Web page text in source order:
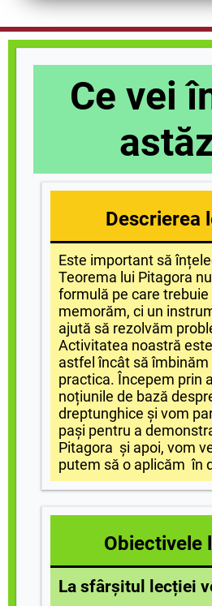
Ce vei
Descrierea
Este important să
Teorema lui Pitagora
formulă pe care trebuie
memorăm, ci un
ajută să rezolvăm
Activitatea noastră
astfel încât să îmbinăm
practica. Începem prin
noțiunile de bază
dreptunghice și vom
pași pentru a
Pitagora și apoi, vom
putem să o aplicămîn
Obiectivele
La sfârșitul lecției